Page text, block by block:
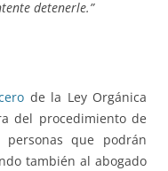
detenerle.”
de la Ley Orgánica
del procedimiento de
que podrán
también al abogado